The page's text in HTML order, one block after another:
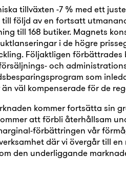
tillväxten -7 % med ett
följd av en fortsatt
till 168 butiker. Magnets
i de högre
Följaktligen förbättrades
och
som
väl kompenserade för de
kommer fortsätta sin
att förbli återhållsam
förbättringen vår
där vi övergår till
den underliggande